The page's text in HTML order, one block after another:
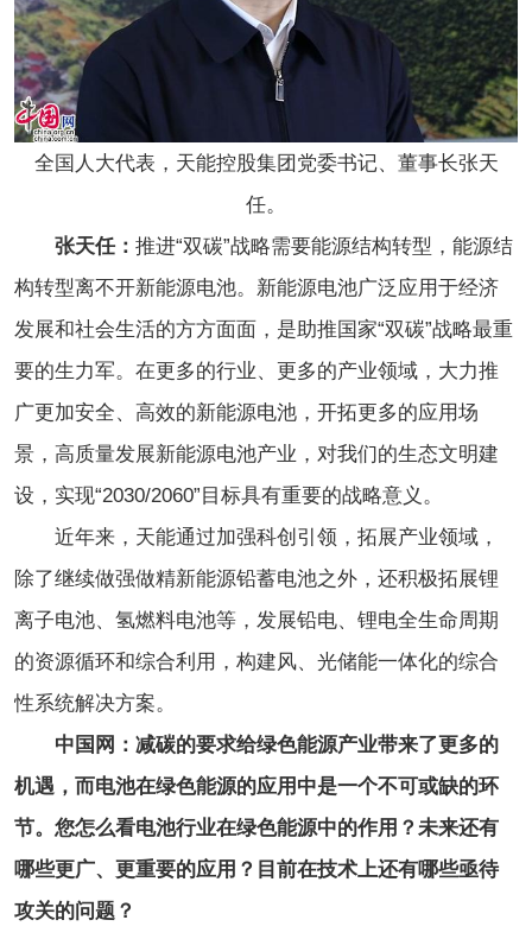
全国人大代表，天能控股集团党委书记、董事长张天
任。
张天任： 推进“双碳”战略需要能源结构转型，能源结
构转型离不开新能源电池。新能源电池广泛应用于经济
发展和社会生活的方方面面，是助推国家“双碳”战略最重
要的生力军。在更多的行业、更多的产业领域，大力推
广更加安全、高效的新能源电池，开拓更多的应用场
景，高质量发展新能源电池产业，对我们的生态文明建
设，实现“2030/2060”目标具有重要的战略意义。
近年来，天能通过加强科创引领，拓展产业领域，
除了继续做强做精新能源铅蓄电池之外，还积极拓展锂
离子电池、氢燃料电池等，发展铅电、锂电全生命周期
的资源循环和综合利用，构建风、光储能一体化的综合
性系统解决方案。
中国网：减碳的要求给绿色能源产业带来了更多的
机遇，而电池在绿色能源的应用中是一个不可或缺的环
节。您怎么看电池行业在绿色能源中的作用？未来还有
哪些更广、更重要的应用？目前在技术上还有哪些亟待
攻关的问题？